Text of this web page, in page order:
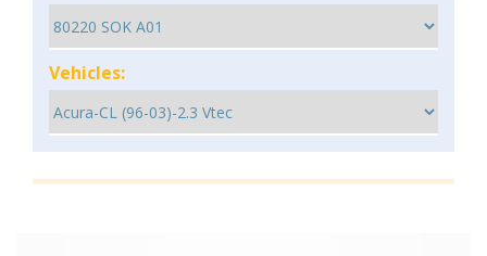
Vehicles: